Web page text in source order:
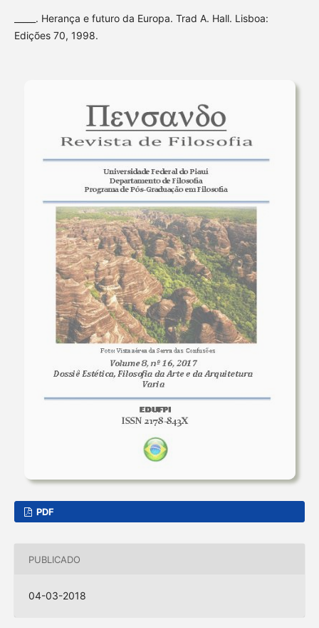
_____. Herança e futuro da Europa. Trad A. Hall. Lisboa:
Edições 70, 1998.
PDF
PUBLICADO
04-03-2018